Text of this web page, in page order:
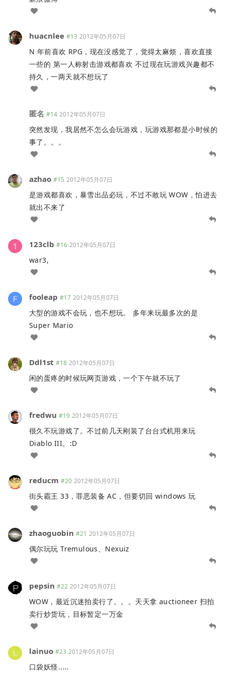
huacnlee #13 2012年05月07日
N 年前喜欢 RPG，现在没感觉了，觉得太麻烦，喜欢直接
一些的 第一人称射击游戏都喜欢 不过现在玩游戏兴趣都不
持久，一两天就不想玩了
匿名 #14 2012年05月07日
突然发现，我居然不怎么会玩游戏，玩游戏那都是小时候的
事了。。。
azhao #15 2012年05月07日
是游戏都喜欢，暴雪出品必玩，不过不敢玩 WOW，怕进去
就出不来了
123clb #16 2012年05月07日
war3,
fooleap #17 2012年05月07日
大型的游戏不会玩，也不想玩。 多年来玩最多次的是
Super Mario
Ddl1st #18 2012年05月07日
闲的蛋疼的时候玩网页游戏，一个下午就不玩了
fredwu #19 2012年05月07日
很久不玩游戏了。不过前几天刚装了台台式机用来玩
Diablo III。:D
reducm #20 2012年05月07日
街头霸王 33，罪恶装备 AC，但要切回 windows 玩
zhaoguobin #21 2012年05月07日
偶尔玩玩 Tremulous、Nexuiz
pepsin #22 2012年05月07日
WOW，最近沉迷拍卖行了。。。天天拿 auctioneer 扫拍
卖行炒货玩，目标暂定一万金
lainuo #23 2012年05月07日
口袋妖怪.....